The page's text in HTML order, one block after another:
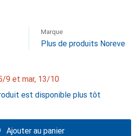
Marque
Plus de produits Noreve
9 et mar, 13/10
est disponible plus tôt
Ajouter au panier